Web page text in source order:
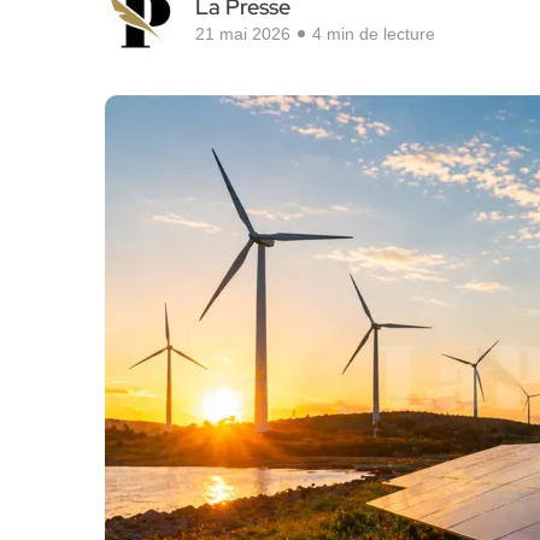
La Presse
21 mai 2026 4 min de lecture